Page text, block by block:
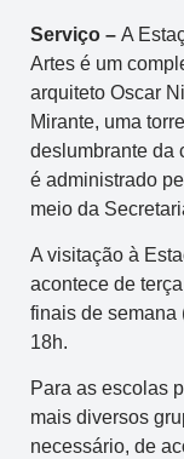
Serviço – A
Artes é um
arquiteto Oscar
Mirante, uma
deslumbrante da
é administrado
meio da
A visitação à
acontece de
finais de semana
18h.
Para as escolas
mais diversos
necessário, de